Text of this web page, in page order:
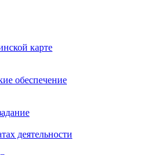
карте
обеспечение
деятельности